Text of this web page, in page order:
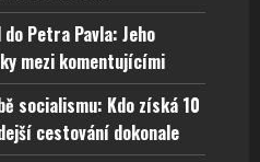
Petra Pavla: Jeho
mezi komentujícími
socialismu: Kdo získá 10
cestování dokonale